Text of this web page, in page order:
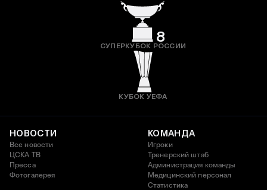
8
СУПЕРКУБОК РОССИИ
КУБОК УЕФА
НОВОСТИ
Все новости
ЦСКА ТВ
Пресса
Фотогалерея
КОМАНДА
Игроки
Тренерский штаб
Администрация команды
Медицинский персонал
Статистика